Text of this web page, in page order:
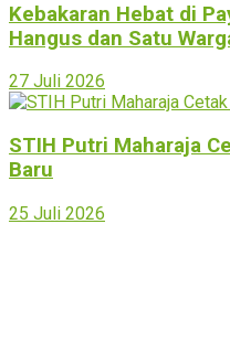
Kebakaran Hebat di
Hangus dan Satu
27 Juli 2026
STIH Putri Maharaja
Baru
25 Juli 2026